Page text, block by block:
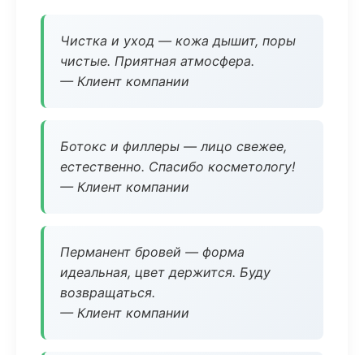
Чистка и уход — кожа дышит, поры
чистые. Приятная атмосфера.
— Клиент компании
Ботокс и филлеры — лицо свежее,
естественно. Спасибо косметологу!
— Клиент компании
Перманент бровей — форма
идеальная, цвет держится. Буду
возвращаться.
— Клиент компании